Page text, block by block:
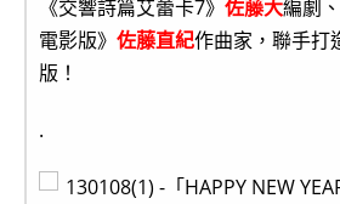
《交響詩篇艾蕾卡7》 佐藤大編劇
電影版》 佐藤直紀作曲家，聯手打
版！
.